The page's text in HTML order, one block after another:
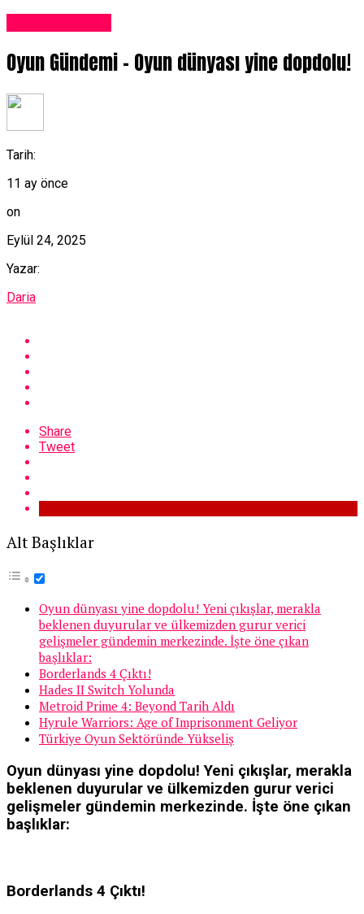
Oyun Gündemi – Oyun dünyası yine dopdolu!
Tarih:
11 ay önce
on
Eylül 24, 2025
Yazar:
Daria
Share
Tweet
Alt Başlıklar
Oyun dünyası yine dopdolu! Yeni çıkışlar, merakla
beklenen duyurular ve ülkemizden gurur verici
gelişmeler gündemin merkezinde. İşte öne çıkan
başlıklar:
Borderlands 4 Çıktı!
Hades II Switch Yolunda
Metroid Prime 4: Beyond Tarih Aldı
Hyrule Warriors: Age of Imprisonment Geliyor
Türkiye Oyun Sektöründe Yükseliş
Oyun dünyası yine dopdolu! Yeni çıkışlar, merakla
beklenen duyurular ve ülkemizden gurur verici
gelişmeler gündemin merkezinde. İşte öne çıkan
başlıklar:
Borderlands 4 Çıktı!